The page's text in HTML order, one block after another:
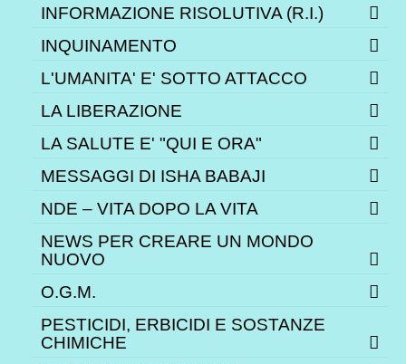
INFORMAZIONE RISOLUTIVA (R.I.)
INQUINAMENTO
L'UMANITA' E' SOTTO ATTACCO
LA LIBERAZIONE
LA SALUTE E' "QUI E ORA"
MESSAGGI DI ISHA BABAJI
NDE – VITA DOPO LA VITA
NEWS PER CREARE UN MONDO
NUOVO
O.G.M.
PESTICIDI, ERBICIDI E SOSTANZE
CHIMICHE